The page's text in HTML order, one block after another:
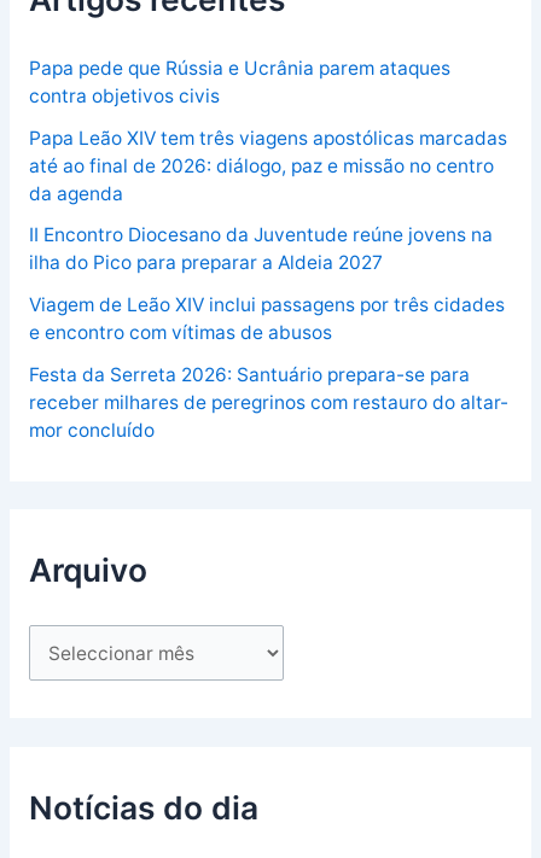
Papa pede que Rússia e Ucrânia parem ataques
contra objetivos civis
Papa Leão XIV tem três viagens apostólicas marcadas
até ao final de 2026: diálogo, paz e missão no centro
da agenda
II Encontro Diocesano da Juventude reúne jovens na
ilha do Pico para preparar a Aldeia 2027
Viagem de Leão XIV inclui passagens por três cidades
e encontro com vítimas de abusos
Festa da Serreta 2026: Santuário prepara-se para
receber milhares de peregrinos com restauro do altar-
mor concluído
Arquivo
Notícias do dia